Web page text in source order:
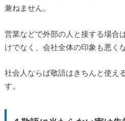
兼ねません。
営業などで外部の人と接する場合
けでなく、会社全体の印象も悪く
社会人ならば敬語はきちんと使え
す。